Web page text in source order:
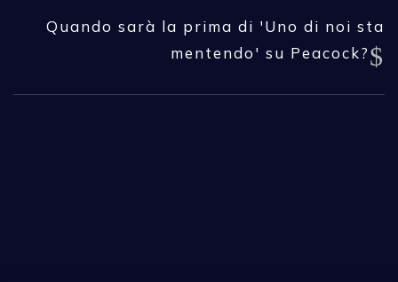
Quando sarà la prima di 'Uno di noi sta
mentendo' su Peacock?